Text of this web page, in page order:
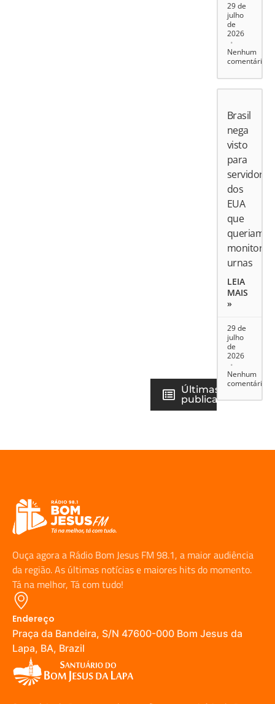
Últimas
publicações
29 de
julho
de
2026
Nenhum
comentário
Brasil
nega
visto
para
servidores
dos
EUA
que
queriam
monitorar
urnas
LEIA
MAIS
»
29 de
julho
de
2026
Nenhum
comentário
Ouça agora a Rádio Bom Jesus FM 98.1, a maior audiência
da região. As últimas notícias e maiores hits do momento.
Tá na melhor, Tá com tudo!
Endereço
Praça da Bandeira, S/N 47600-000 Bom Jesus da
Lapa, BA, Brazil